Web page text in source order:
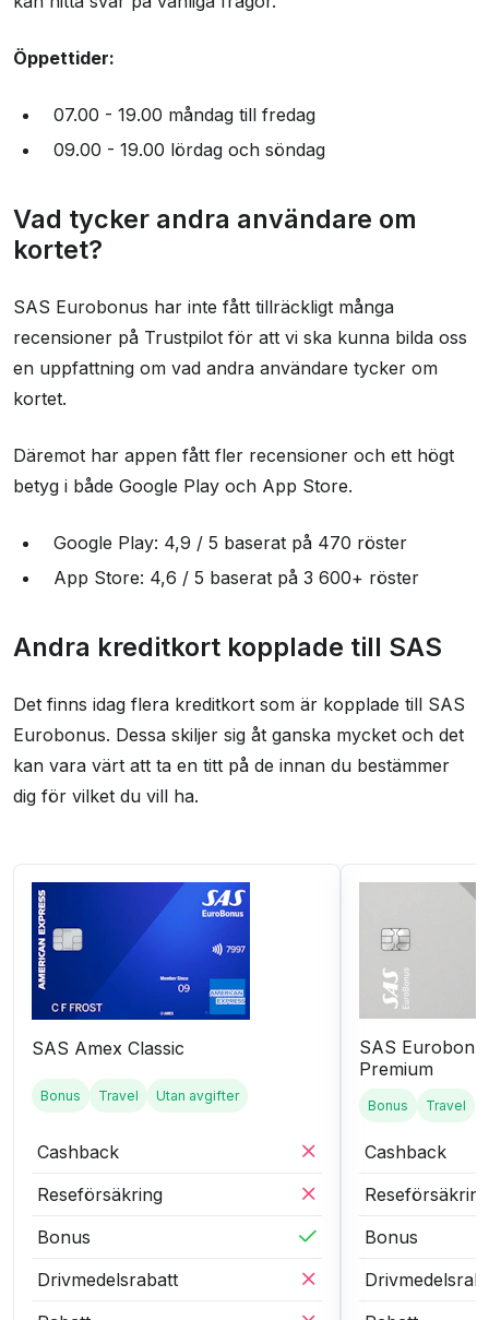
Öppettider:
07.00 - 19.00 måndag till fredag
09.00 - 19.00 lördag och söndag
Vad tycker andra användare om
kortet?
SAS Eurobonus har inte fått tillräckligt många
recensioner på Trustpilot för att vi ska kunna bilda oss
en uppfattning om vad andra användare tycker om
kortet.
Däremot har appen fått fler recensioner och ett högt
betyg i både Google Play och App Store.
Google Play: 4,9 / 5 baserat på 470 röster
App Store: 4,6 / 5 baserat på 3 600+ röster
Andra kreditkort kopplade till SAS
Det finns idag flera kreditkort som är kopplade till SAS
Eurobonus. Dessa skiljer sig åt ganska mycket och det
kan vara värt att ta en titt på de innan du bestämmer
dig för vilket du vill ha.
SAS Amex Classic
Bonus Travel Utan avgifter
Cashback
Reseförsäkring
Bonus
Drivmedelsrabatt
SAS
Premium
Bonus Travel
Cashback
Reseförsäkring
Bonus